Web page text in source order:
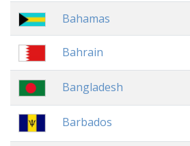
Bahamas
Bahrain
Bangladesh
Barbados